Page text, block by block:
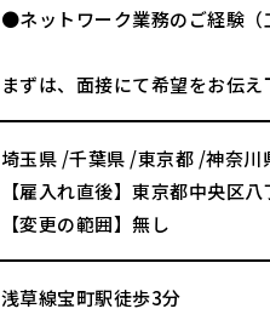
●ネットワーク業務のご経験（
まずは、面接にて希望をお伝え
埼玉県 /千葉県 /東京都 /神奈川
【雇入れ直後】東京都中央区
【変更の範囲】無し
浅草線宝町駅徒歩3分